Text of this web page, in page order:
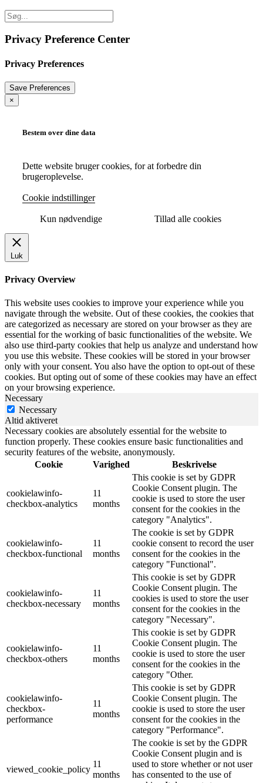
Privacy Preference Center
Privacy Preferences
×
Bestem over dine data
Dette website bruger cookies, for at forbedre din
brugeroplevelse.
Cookie indstillinger
Kun nødvendige Tillad alle cookies
Luk
Privacy Overview
This website uses cookies to improve your experience while you
navigate through the website. Out of these cookies, the cookies that
are categorized as necessary are stored on your browser as they are
essential for the working of basic functionalities of the website. We
also use third-party cookies that help us analyze and understand how
you use this website. These cookies will be stored in your browser
only with your consent. You also have the option to opt-out of these
cookies. But opting out of some of these cookies may have an effect
on your browsing experience.
Necessary
Necessary
Altid aktiveret
Necessary cookies are absolutely essential for the website to
function properly. These cookies ensure basic functionalities and
security features of the website, anonymously.
Cookie
Varighed Beskrivelse
cookielawinfo-
checkbox-analytics
11
months
This cookie is set by GDPR
Cookie Consent plugin. The
cookie is used to store the user
consent for the cookies in the
category "Analytics".
cookielawinfo-
checkbox-functional
11
months
The cookie is set by GDPR
cookie consent to record the user
consent for the cookies in the
category "Functional".
cookielawinfo-
checkbox-necessary
11
months
This cookie is set by GDPR
Cookie Consent plugin. The
cookies is used to store the user
consent for the cookies in the
category "Necessary".
cookielawinfo-
checkbox-others
11
months
This cookie is set by GDPR
Cookie Consent plugin. The
cookie is used to store the user
consent for the cookies in the
category "Other.
cookielawinfo-
checkbox-
performance
11
months
This cookie is set by GDPR
Cookie Consent plugin. The
cookie is used to store the user
consent for the cookies in the
category "Performance".
viewed_cookie_policy
11
months
The cookie is set by the GDPR
Cookie Consent plugin and is
used to store whether or not user
has consented to the use of